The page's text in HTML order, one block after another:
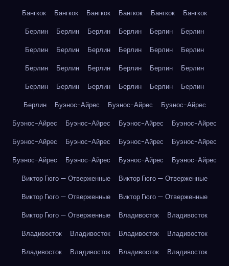
Бангкок
Бангкок Бангкок Бангкок Бангкок
Бангкок
Берлин
Берлин Берлин Берлин Берлин
Берлин
Берлин
Берлин Берлин Берлин Берлин
Берлин
Берлин
Берлин Берлин Берлин Берлин
Берлин
Берлин
Берлин Берлин Берлин Берлин
Берлин
Берлин
Буэнос-Айрес Буэнос-Айрес
Буэнос-Айрес
Буэнос-Айрес
Буэнос-Айрес Буэнос-Айрес
Буэнос-Айрес
Буэнос-Айрес
Буэнос-Айрес Буэнос-Айрес
Буэнос-Айрес
Буэнос-Айрес
Буэнос-Айрес Буэнос-Айрес
Буэнос-Айрес
Виктор Гюго — Отверженные
Виктор Гюго — Отверженные
Виктор Гюго — Отверженные
Виктор Гюго — Отверженные
Виктор Гюго — Отверженные
Владивосток
Владивосток
Владивосток
Владивосток Владивосток
Владивосток
Владивосток
Владивосток Владивосток
Владивосток